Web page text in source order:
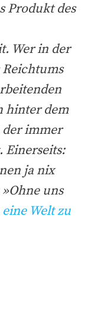
Produkt des
Wer in der
hinter dem
immer
Einerseits:
ja nix
uns
Welt zu